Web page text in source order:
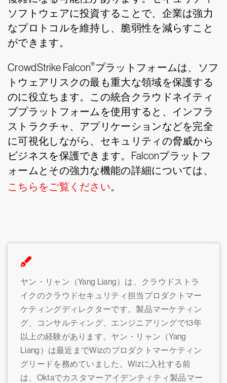
ソフトウェアに投資することで、企業は強力
なプロトコルを維持し、脆弱性を減らすこと
ができます。
CrowdStrike Falcon®プラットフォームは、ソフ
トウェアリスクの最も重大な領域を保護する
のに役立ちます。この統合クラウドネイティ
ブプラットフォームを使用すると、インフラ
ストラクチャ、アプリケーションなどを完全
に可視化しながら、セキュリティの脅威から
ビジネスを保護できます。Falconプラットフ
ォームとその強力な機能の詳細については、
こちらをご覧ください。
ヤン・リャン（Yang Liang）は、クラウドストラ
イクのクラウドセキュリティ担当プロダクトマー
ケティングディレクターです。製品マーケティン
グ、コンサルティング、エンジニアリングで13年
以上の経験があります。ヤン・リャン（Yang
Liang）は最近までWizのプロダクトマーケティン
グリードを務めていました。Wizに入社する前
は、Oktaでカスタマーアイデンティティ製品マー